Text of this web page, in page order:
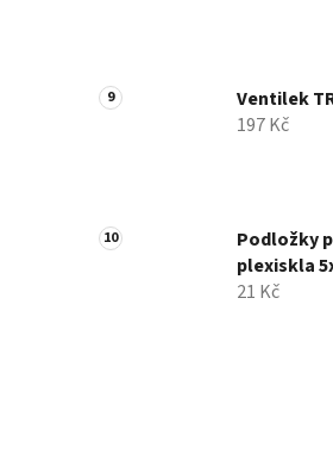
Ventilek
197 Kč
Podložky
plexiskla
21 Kč